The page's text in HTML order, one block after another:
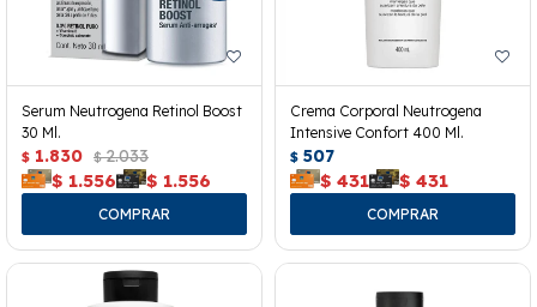
Serum Neutrogena Retinol Boost
30 Ml.
$ 1.830 $ 2.033
$ 1.556 $ 1.556
Crema Corporal Neutrogena
Intensive Confort 400 Ml.
$ 507
$ 431 $ 431